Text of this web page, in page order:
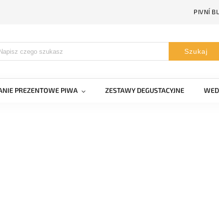
PIVNÍ
Szukaj
PREZENTOWE PIWA ZESTAWY DEGUSTACYJNE